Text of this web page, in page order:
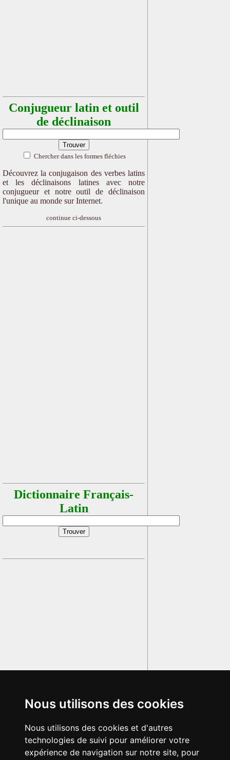
Nous utilisons des cookies
Nous utilisons des cookies et d'autres
technologies de suivi pour améliorer votre
expérience de navigation sur notre site, pour
Conjugueur latin et outil
de déclinaison
Chercher dans les formes fléchies
Découvrez la conjugaison des verbes latins
et les déclinaisons latines avec notre
conjugueur et notre outil de déclinaison
l'unique au monde sur Internet.
continue ci-dessous
Dictionnaire Français-
Latin